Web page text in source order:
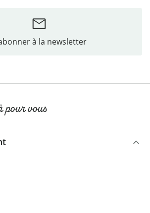
à la newsletter
pour vous